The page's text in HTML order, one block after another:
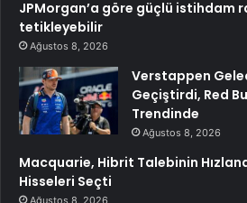
JPMorgan’a göre güçlü istihdam
tetikleyebilir
Ağustos 8, 2026
Verstappen
Geçiştirdi, Red
Trendinde
Ağustos 8, 2026
Macquarie, Hibrit Talebinin
Hisseleri Seçti
Ağustos 8, 2026